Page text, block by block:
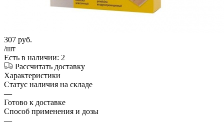
307 руб.
/шт
Есть в наличии: 2
Рассчитать доставку
Характеристики
Статус наличия на складе
—
Готово к доставке
Способ применения и дозы
—